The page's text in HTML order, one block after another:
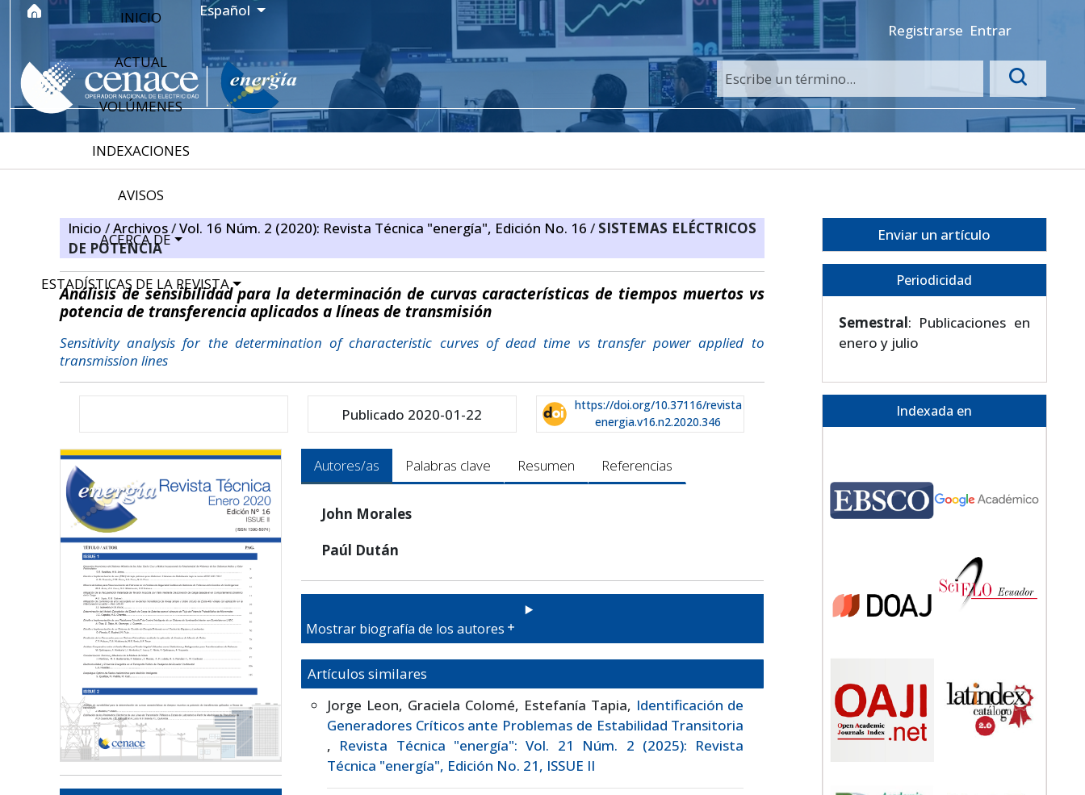
Ir al menú de navegación principal
Ir al contenido principal
Ir al pie de página del sitio Idioma
Español
Registrarse Entrar
INICIO
ACTUAL
VOLÚMENES
INDEXACIONES
AVISOS
ACERCA DE
ESTADÍSTICAS DE LA REVISTA
Inicio/Archivos/Vol. 16 Núm. 2 (2020): Revista Técnica "energía", Edición No. 16/ SISTEMAS ELÉCTRICOS
DE POTENCIA
Análisis de sensibilidad para la determinación de curvas características de tiempos muertos vs
potencia de transferencia aplicados a líneas de transmisión
Sensitivity analysis for the determination of characteristic curves of dead time vs transfer power applied to
transmission lines
Publicado 2020-01-22
https://doi.org/10.37116/revista
energia.v16.n2.2020.346
Autores/as Palabras clave Resumen Referencias
John Morales
Paúl Dután
Mostrar biografía de los autores
Artículos similares
Jorge Leon, Graciela Colomé, Estefanía Tapia, Identificación de
Generadores Críticos ante Problemas de Estabilidad Transitoria
, Revista Técnica "energía": Vol. 21 Núm. 2 (2025): Revista
Técnica "energía", Edición No. 21, ISSUE II
Enviar un artículo
Periodicidad
Semestral: Publicaciones en
enero y julio
Indexada en